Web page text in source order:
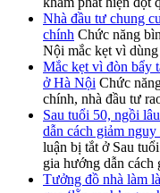
Nhà đầu tư chung
chính Chức năng
Nội mắc kẹt vì
Mắc kẹt vì đòn bẩy
ở Hà Nội Chức
chính, nhà đầu tư
Sau tuổi 50, ngồi
dẫn cách giảm
luận bị tắt ở Sau
gia hướng dẫn
Tưởng đồ nhà làm